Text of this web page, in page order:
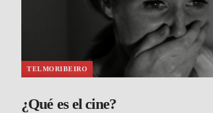
TELMORIBEIRO
¿Qué es el cine?